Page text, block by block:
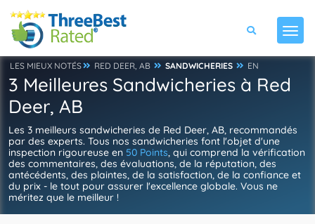
LES MIEUX NOTÉS RED DEER, AB SANDWICHERIES EN
3 Meilleures Sandwicheries à Red
Deer, AB
Les 3 meilleurs sandwicheries de Red Deer, AB, recommandés
par des experts. Tous nos sandwicheries font l'objet d'une
inspection rigoureuse en 50 Points, qui comprend la vérification
des commentaires, des évaluations, de la réputation, des
antécédents, des plaintes, de la satisfaction, de la confiance et
du prix - le tout pour assurer l'excellence globale. Vous ne
méritez que le meilleur !